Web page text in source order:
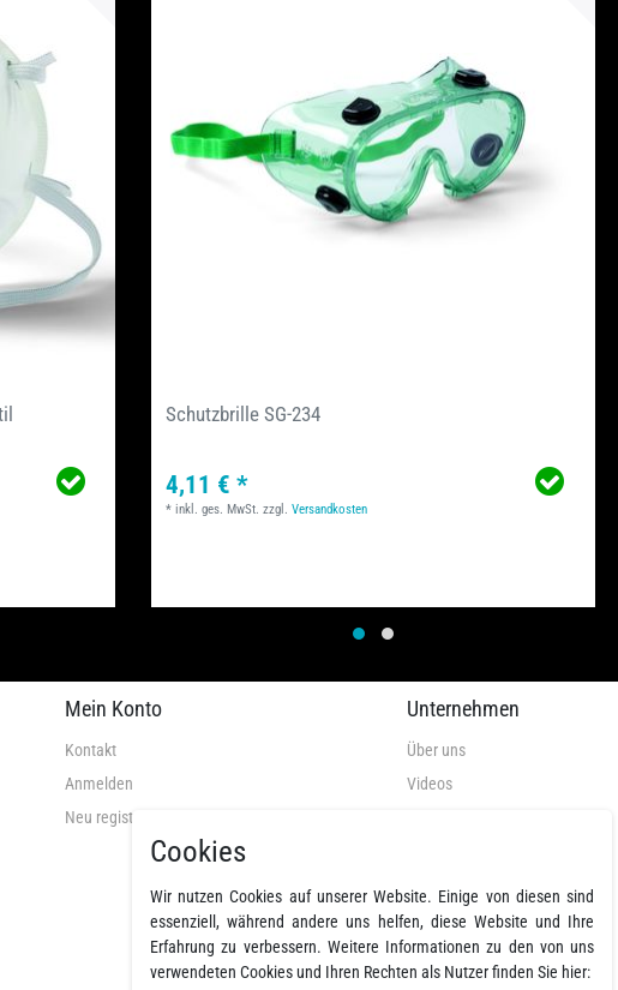
Schutzbrille SG-234
4,11 € *
* inkl. ges. MwSt. zzgl. Versandkosten
Mein Konto
Kontakt
Anmelden
Neu registrieren
Unternehmen
Über uns
Videos
Widerrufsrecht
Widerrufsformular
Impressum
Cookies
Wir nutzen Cookies auf unserer Website. Einige von diesen sind
essenziell, während andere uns helfen, diese Website und Ihre
Erfahrung zu verbessern. Weitere Informationen zu den von uns
verwendeten Cookies und Ihren Rechten als Nutzer finden Sie hier: